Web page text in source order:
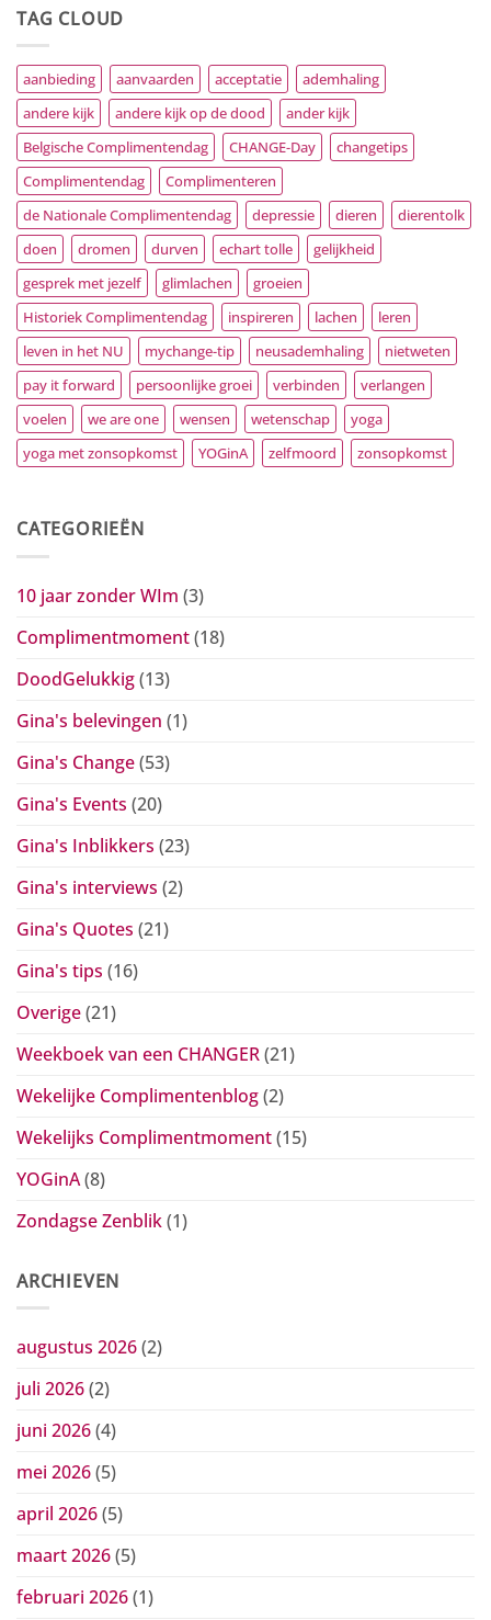
TAG CLOUD
aanbieding aanvaarden acceptatie
ademhaling
andere kijk
andere kijk op de dood
ander kijk
Belgische Complimentendag
CHANGE-Day
changetips
Complimentendag
Complimenteren
de Nationale Complimentendag
depressie dieren
dierentolk
doen
dromen durven echart tolle
gelijkheid
gesprek met jezelf
glimlachen
groeien
Historiek Complimentendag
inspireren lachen
leren
leven in het NU
mychange-tip neusademhaling
nietweten
pay it forward
persoonlijke groei verbinden
verlangen
voelen
we are one wensen wetenschap
yoga
yoga met zonsopkomst
YOGinA zelfmoord zonsopkomst
CATEGORIEËN
10 jaar zonder WIm (3)
Complimentmoment(18)
DoodGelukkig(13)
Gina's belevingen (1)
Gina's Change(53)
Gina's Events (20)
Gina's Inblikkers (23)
Gina's interviews (2)
Gina's Quotes (21)
Gina's tips (16)
Overige(21)
Weekboek van een CHANGER(21)
Wekelijke Complimentenblog(2)
Wekelijks Complimentmoment(15)
YOGinA(8)
Zondagse Zenblik(1)
ARCHIEVEN
augustus 2026(2)
juli 2026(2)
juni 2026(4)
mei 2026(5)
april 2026(5)
maart 2026(5)
februari 2026(1)